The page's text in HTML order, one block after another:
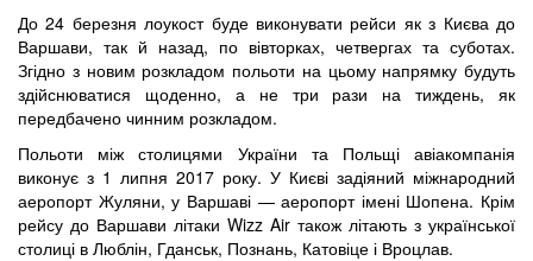
До 24 березня лоукост буде виконувати рейси як з Києва до
Варшави, так й назад, по вівторках, четвергах та суботах.
Згідно з новим розкладом польоти на цьому напрямку будуть
здійснюватися щоденно, а не три рази на тиждень, як
передбачено чинним розкладом.
Польоти між столицями України та Польщі авіакомпанія
виконує з 1 липня 2017 року. У Києві задіяний міжнародний
аеропорт Жуляни, у Варшаві — аеропорт імені Шопена. Крім
рейсу до Варшави літаки Wizz Air також літають з української
столиці в Люблін, Гданськ, Познань, Катовіце і Вроцлав.